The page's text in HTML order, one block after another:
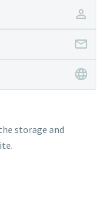
storage and